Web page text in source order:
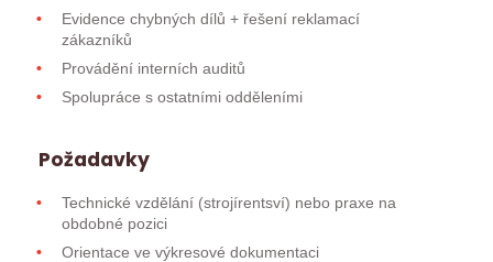
Evidence chybných dílů + řešení reklamací
zákazníků
Provádění interních auditů
Spolupráce s ostatními odděleními
Požadavky
Technické vzdělání (strojírentsví) nebo praxe na
obdobné pozici
Orientace ve výkresové dokumentaci